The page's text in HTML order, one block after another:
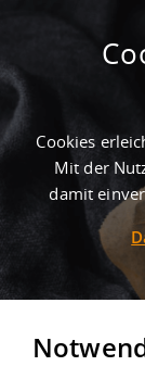
Bad
Cookies
Mit der
damit